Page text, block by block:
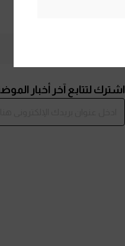
اشترك لتتابع آخر أخبار